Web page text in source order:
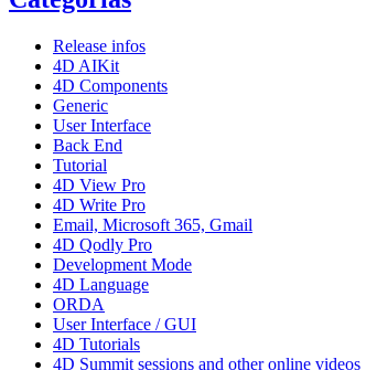
Release infos
4D AIKit
4D Components
Generic
User Interface
Back End
Tutorial
4D View Pro
4D Write Pro
Email, Microsoft 365, Gmail
4D Qodly Pro
Development Mode
4D Language
ORDA
User Interface / GUI
4D Tutorials
4D Summit sessions and other online videos